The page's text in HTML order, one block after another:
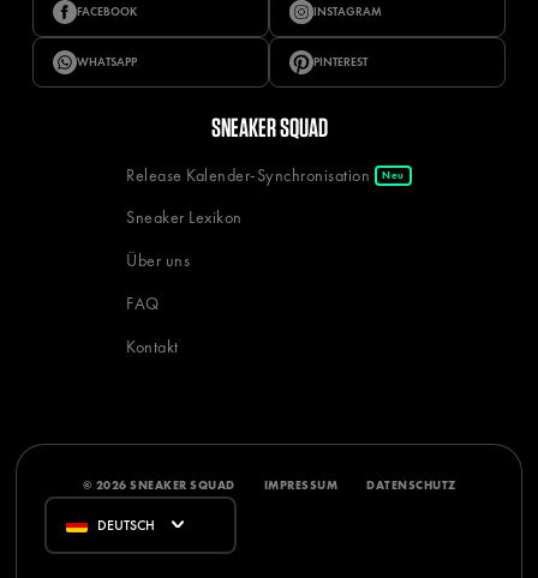
FACEBOOK INSTAGRAM
WHATSAPP PINTEREST
SNEAKER SQUAD
Release Kalender-Synchronisation Neu
Sneaker Lexikon
Über uns
FAQ
Kontakt
© 2026 SNEAKER SQUAD IMPRESSUM DATENSCHUTZ
DEUTSCH